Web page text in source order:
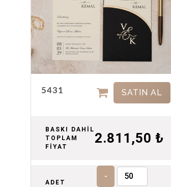
5431 SATIN AL
BASKI DAHİL
TOPLAM
FİYAT
2.811,50 ₺
ADET
-